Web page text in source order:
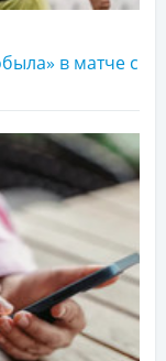
в матче с